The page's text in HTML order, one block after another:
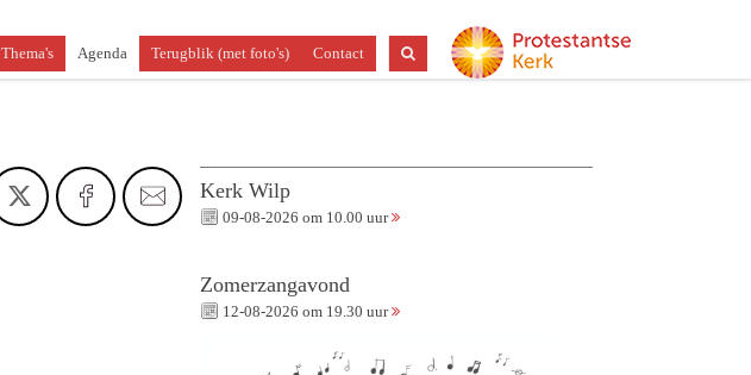
Thema's Agenda Terugblik (met foto's) Contact
Kerk Wilp
09-08-2026 om 10.00 uur
Zomerzangavond
12-08-2026 om 19.30 uur